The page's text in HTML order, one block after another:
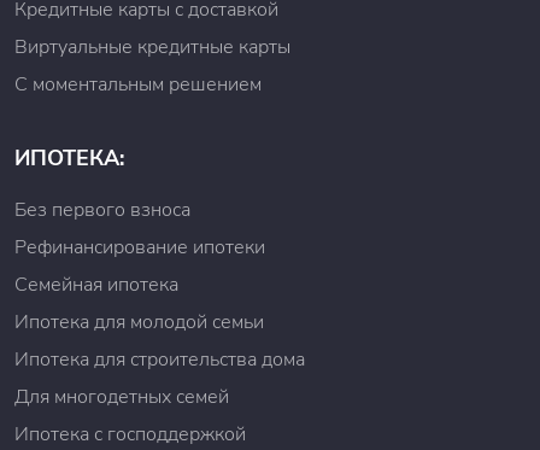
Кредитные карты с доставкой
Виртуальные кредитные карты
С моментальным решением
ИПОТЕКА:
Без первого взноса
Рефинансирование ипотеки
Семейная ипотека
Ипотека для молодой семьи
Ипотека для строительства дома
Для многодетных семей
Ипотека с господдержкой